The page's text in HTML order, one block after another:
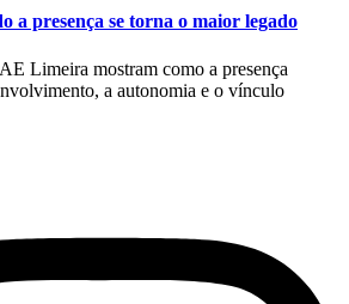
a presença se torna o maior legado
Limeira mostram como a presença
a autonomia e o vínculo